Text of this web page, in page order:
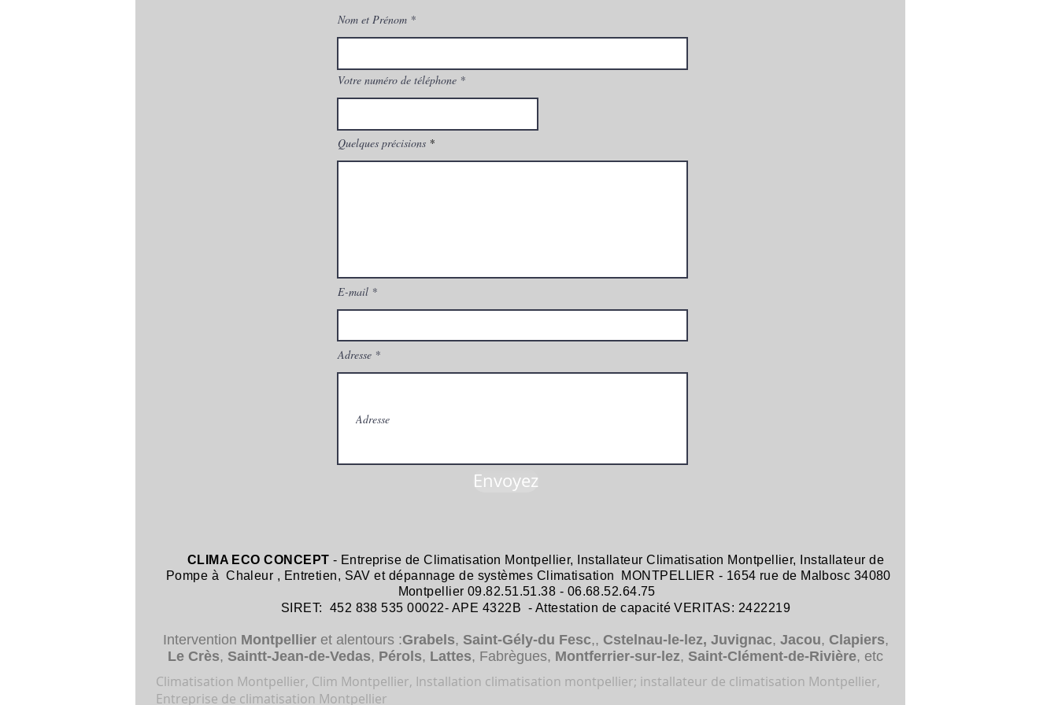
Nom et Prénom
Votre numéro de téléphone
Quelques précisions
E-mail
Adresse
Envoyez
CLIMA ECO CONCEPT - Entreprise deClimatisation Montpellier, Installateur Climatisation Montpellier,
Installateur de
Pompe à Chaleur , Entretien, SAV et dépannage de systèmes Climatisation MONTPELLIER - 1654 rue de Malbosc 34080
Montpellier 09.82.51.51.38 - 06.68.52.64.75
SIRET: 452 838 535 00022- APE 4322B - Attestation de capacité VERITAS: 2422219
Intervention Montpellieret alentours :Grabels, Saint-Gély-du Fesc,, Cstelnau-le-lez, Juvignac, Jacou, Clapiers,
Le Crès, Saintt-Jean-de-Vedas, Pérols, Lattes, Fabrègues, Montferrier-sur-lez, Saint-Clément-de-Rivière, etc
Climatisation Montpellier, Clim Montpellier, Installation climatisation montpellier; installateur de climatisation Montpellier,
Entreprise de climatisation Montpellier